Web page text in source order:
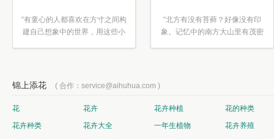
“有童心的人都喜欢在方寸之间构
建自己想象中的世界，用这些小
“北方有没有苔藓？好像没有印
象。记忆中的南方大山里有茂密
锦上添花 ( 合作：service@aihuhua.com )
花 花卉 花卉种植
花的种类
花卉种类
花卉大全 一年生植物
花卉养殖